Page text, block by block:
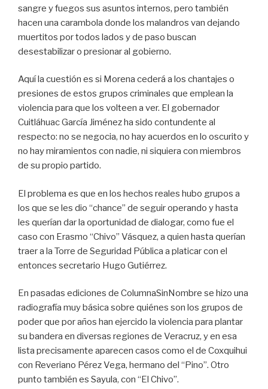
sangre y fuegos sus asuntos internos, pero también
hacen una carambola donde los malandros van dejando
muertitos por todos lados y de paso buscan
desestabilizar o presionar al gobierno.
Aquí la cuestión es si Morena cederá a los chantajes o
presiones de estos grupos criminales que emplean la
violencia para que los volteen a ver. El gobernador
Cuitláhuac García Jiménez ha sido contundente al
respecto: no se negocia, no hay acuerdos en lo oscurito y
no hay miramientos con nadie, ni siquiera con miembros
de su propio partido.
El problema es que en los hechos reales hubo grupos a
los que se les dio “chance” de seguir operando y hasta
les querían dar la oportunidad de dialogar, como fue el
caso con Erasmo “Chivo” Vásquez, a quien hasta querían
traer a la Torre de Seguridad Pública a platicar con el
entonces secretario Hugo Gutiérrez.
En pasadas ediciones de ColumnaSinNombre se hizo una
radiografía muy básica sobre quiénes son los grupos de
poder que por años han ejercido la violencia para plantar
su bandera en diversas regiones de Veracruz, y en esa
lista precisamente aparecen casos como el de Coxquihui
con Reveriano Pérez Vega, hermano del “Pino”. Otro
punto también es Sayula, con “El Chivo”.